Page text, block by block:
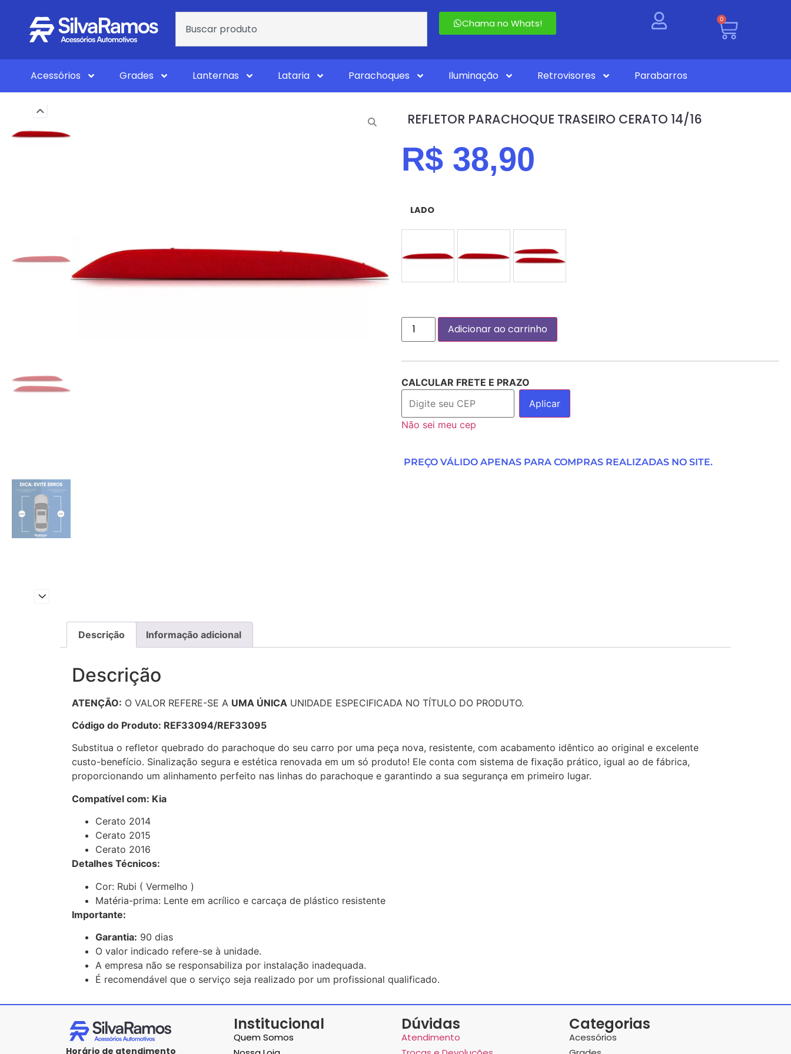
Chama no Whats! 0
Acessórios Grades Lanternas Lataria Parachoques Iluminação Retrovisores Parabarros
REFLETOR PARACHOQUE TRASEIRO CERATO 14/16
R$ 38,90
LADO
ESQUERDO (MOTORISTA)DIREITO (PASSAGEIRO)
PAR
Adicionar ao carrinho
CALCULAR FRETE E PRAZO
Aplicar
Não sei meu cep
PREÇO VÁLIDO APENAS PARA COMPRAS REALIZADAS NO SITE.
Descrição Informação adicional
Descrição
ATENÇÃO: O VALOR REFERE-SE A UMA ÚNICA UNIDADE ESPECIFICADA NO TÍTULO DO PRODUTO.
Código do Produto: REF33094/REF33095
Substitua o refletor quebrado do parachoque do seu carro por uma peça nova, resistente, com acabamento idêntico ao original e excelente
custo-benefício. Sinalização segura e estética renovada em um só produto! Ele conta com sistema de fixação prático, igual ao de fábrica,
proporcionando um alinhamento perfeito nas linhas do parachoque e garantindo a sua segurança em primeiro lugar.
Compatível com: Kia
Cerato 2014
Cerato 2015
Cerato 2016
Detalhes Técnicos:
Cor: Rubi ( Vermelho )
Matéria-prima: Lente em acrílico e carcaça de plástico resistente
Importante:
Garantia: 90 dias
O valor indicado refere-se à unidade.
A empresa não se responsabiliza por instalação inadequada.
É recomendável que o serviço seja realizado por um profissional qualificado.
Horário de atendimento
Institucional
Quem Somos
Dúvidas
Atendimento
Categorias
Acessórios